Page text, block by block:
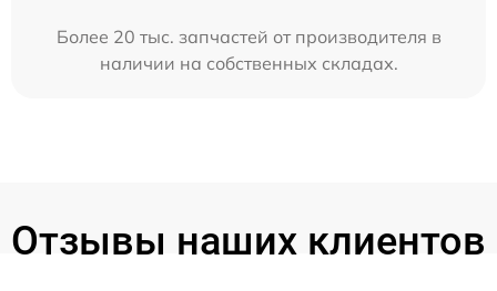
Более 20 тыс. запчастей от производителя в
наличии на собственных складах.
Отзывы наших клиентов